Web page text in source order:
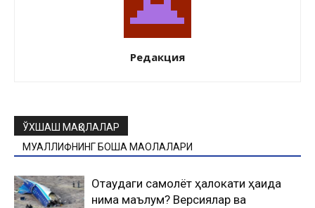
Редакция
ЎХШАШ МАҚОЛАЛАР
МУАЛЛИФНИНГ БОШҚА МАҚОЛАЛАРИ
Оқтаудаги самолёт ҳалокати ҳақида
нима маълум? Версиялар ва